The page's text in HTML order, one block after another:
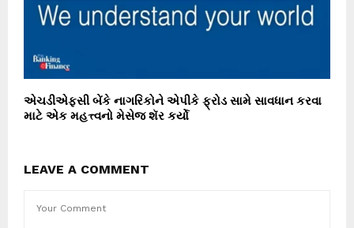
એચડીએફસી બેંકે નાગરિકોને એપીકે ફ્રોડ સામે સાવધાન કરવા
માટે એક મહત્ત્વનો મેસેજ શૅર કર્યો
LEAVE A COMMENT